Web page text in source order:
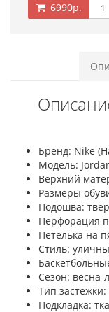
6990р.
Бренд: Nike
Модель:
Верхний
Размеры
Подошва:
Перфорация
Петелька на
Стиль:
Сезон: весна-
Тип
Подкладка: